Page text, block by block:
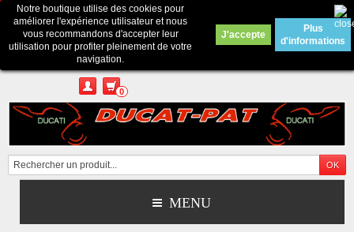
Contactez-nous
Appelez-nous au :Pour tous renseignements : merci d'envoyer un mail
depuis le formulaire de contact ou sur ducatpat25@gmail.com
0
MENU
Notre boutique utilise des cookies pour
améliorer l'expérience utilisateur et nous
vous recommandons d'accepter leur
utilisation pour profiter pleinement de votre
navigation.
J'accepte
Plus
d'informations